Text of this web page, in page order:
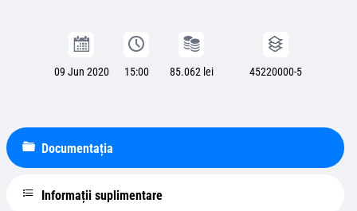
09 Jun 2020 15:00 85.062 lei 45220000-5
Documentația
Informații suplimentare